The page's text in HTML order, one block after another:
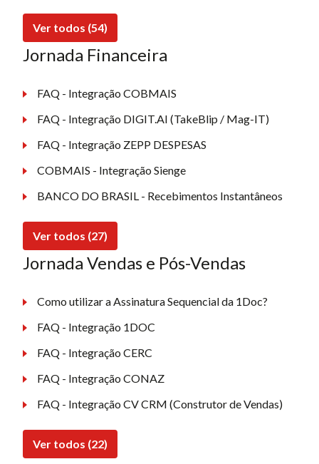
Ver todos (54)
Jornada Financeira
FAQ - Integração COBMAIS
FAQ - Integração DIGIT.AI (TakeBlip / Mag-IT)
FAQ - Integração ZEPP DESPESAS
COBMAIS - Integração Sienge
BANCO DO BRASIL - Recebimentos Instantâneos
Ver todos (27)
Jornada Vendas e Pós-Vendas
Como utilizar a Assinatura Sequencial da 1Doc?
FAQ - Integração 1DOC
FAQ - Integração CERC
FAQ - Integração CONAZ
FAQ - Integração CV CRM (Construtor de Vendas)
Ver todos (22)